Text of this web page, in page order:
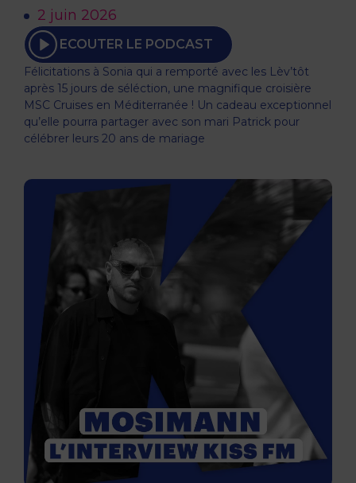
2 juin 2026
ECOUTER LE PODCAST
Félicitations à Sonia qui a remporté avec les Lèv’tôt
après 15 jours de séléction, une magnifique croisière
MSC Cruises en Méditerranée ! Un cadeau exceptionnel
qu’elle pourra partager avec son mari Patrick pour
célébrer leurs 20 ans de mariage